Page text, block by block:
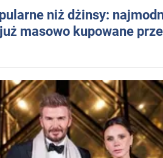
niż dżinsy:
masowo kupowane